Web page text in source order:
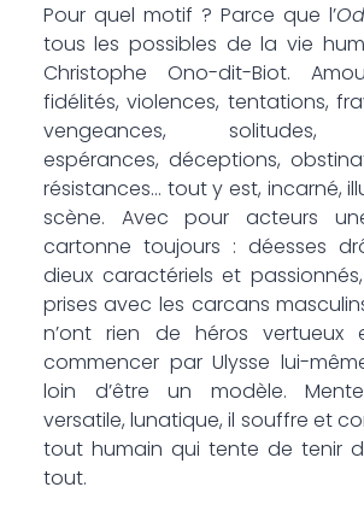
Pour quel motif ? Parce que l’
tous les possibles de la vie
Christophe Ono-dit-Biot.
fidélités, violences, tentations,
vengeances, solitudes,
espérances, déceptions,
résistances… tout y est, incarné,
scène. Avec pour acteurs
cartonne toujours : déesses
dieux caractériels et
prises avec les carcans
n’ont rien de héros vertueux
commencer par Ulysse lui-
loin d’être un modèle.
versatile, lunatique, il souffre et
tout humain qui tente de tenir
tout.